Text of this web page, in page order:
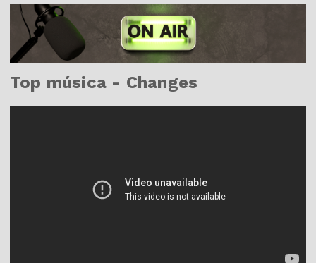
Top música - Changes